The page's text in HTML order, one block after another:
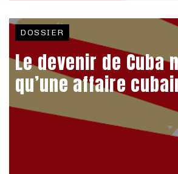
DOSSIER
Le devenir de Cuba
qu’une affaire